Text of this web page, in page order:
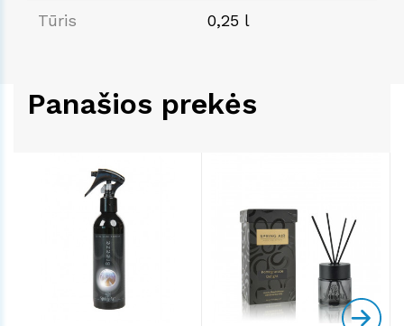
Tūris 0,25 l
Panašios prekės